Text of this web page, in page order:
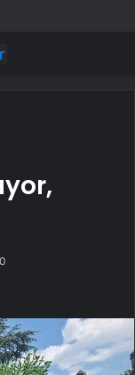
başlandı
0